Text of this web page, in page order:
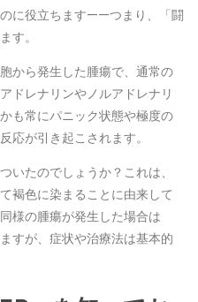
に役立ちます——つまり、「闘
す。
から発生した腫瘍で、通常の
ドレナリンやノルアドレナリ
も常にパニック状態や極度の
応が引き起こされます。
いたのでしょうか？これは、
褐色に染まることに由来して
様の腫瘍が発生した場合は
すが、症状や治療法は基本的